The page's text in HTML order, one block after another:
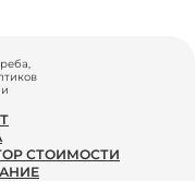
СТОИМОСТИ